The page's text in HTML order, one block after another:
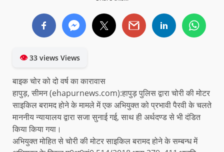
👁33 views Views
बाइक चोर को दो वर्ष का कारावास
हापुड़, सीमन (ehapurnews.com):हापुड़ पुलिस द्वारा चोरी की मोटर
साइकिल बरामद होने के मामले में एक अभियुक्त को प्रभावी पैरवी के चलते
माननीय न्यायालय द्वारा सजा सुनाई गई, साथ ही अर्थदण्ड से भी दंडित
किया किया गया।
अभियुक्त मोहित से चोरी की मोटर साइकिल बरामद होने के सम्बन्ध में